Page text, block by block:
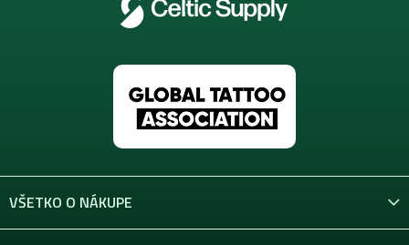
VŠETKO O NÁKUPE